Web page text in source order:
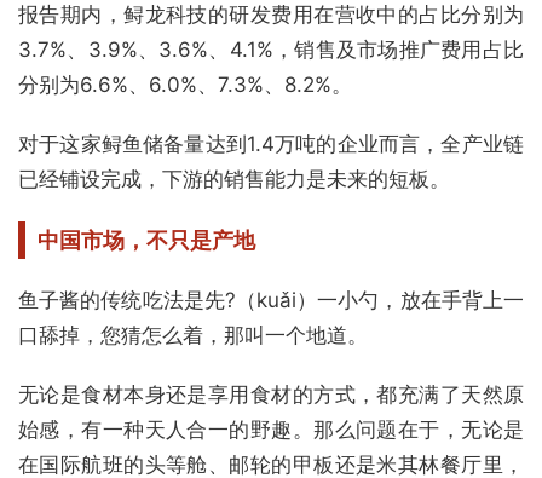
报告期内，鲟龙科技的研发费用在营收中的占比分别为
3.7%、3.9%、3.6%、4.1%，销售及市场推广费用占比
分别为6.6%、6.0%、7.3%、8.2%。
对于这家鲟鱼储备量达到1.4万吨的企业而言，全产业链
已经铺设完成，下游的销售能力是未来的短板。
中国市场，不只是产地
鱼子酱的传统吃法是先?（kuǎi）一小勺，放在手背上一
口舔掉，您猜怎么着，那叫一个地道。
无论是食材本身还是享用食材的方式，都充满了天然原
始感，有一种天人合一的野趣。那么问题在于，无论是
在国际航班的头等舱、邮轮的甲板还是米其林餐厅里，